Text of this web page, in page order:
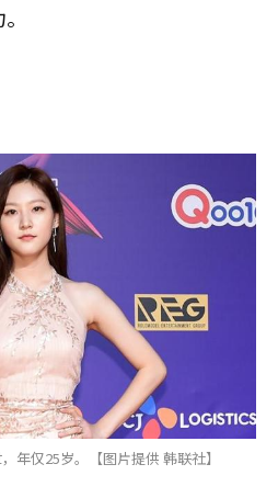
年仅25岁。【图片提供 韩联社】